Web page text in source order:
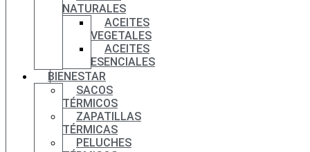
NATURALES
ACEITES
VEGETALES
ACEITES
ESENCIALES
BIENESTAR
SACOS
TÉRMICOS
ZAPATILLAS
TÉRMICAS
PELUCHES